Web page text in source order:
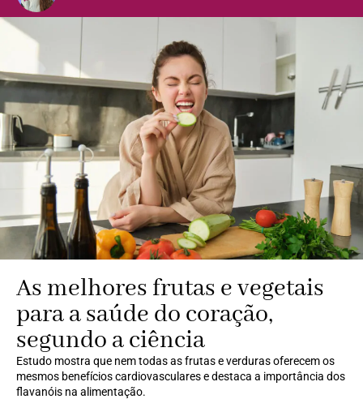
As melhores frutas e vegetais
para a saúde do coração,
segundo a ciência
Estudo mostra que nem todas as frutas e verduras oferecem os
mesmos benefícios cardiovasculares e destaca a importância dos
flavanóis na alimentação.